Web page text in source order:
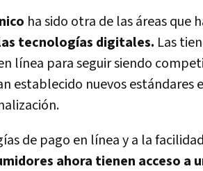
ha sido otra de las áreas que
tecnologías digitales. Las
línea para seguir siendo
establecido nuevos estándares
de pago en línea y a la
ahora tienen acceso a